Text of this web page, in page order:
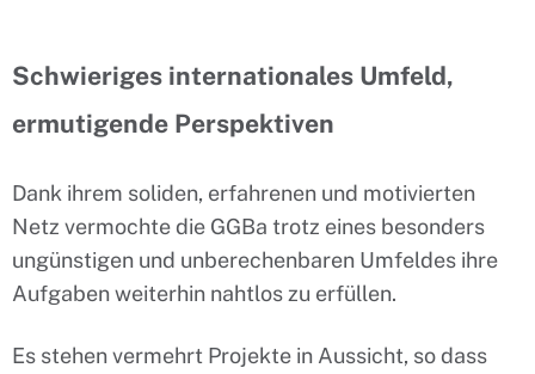
Schwieriges internationales Umfeld,
ermutigende Perspektiven
Dank ihrem soliden, erfahrenen und motivierten
Netz vermochte die GGBa trotz eines besonders
ungünstigen und unberechenbaren Umfeldes ihre
Aufgaben weiterhin nahtlos zu erfüllen.
Es stehen vermehrt Projekte in Aussicht, so dass